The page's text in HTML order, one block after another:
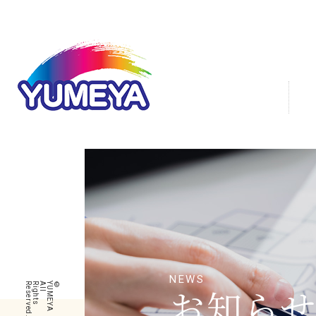
お知らせ
©
Y
U
M
E
Y
A
A
l
l
R
i
g
h
t
s
R
e
s
e
r
v
e
d
.